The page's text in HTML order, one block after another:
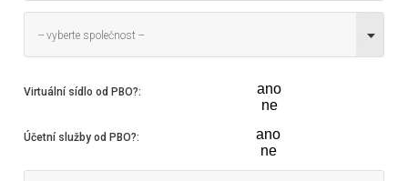
-- vyberte společnost --
Virtuální sídlo od PBO?:
ano
ne
Účetní služby od PBO?:
ano
ne